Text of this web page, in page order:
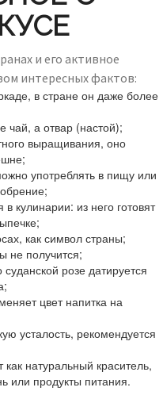
и его активное
интересных фактов:
в стране он даже более
чай, а отвар (настой);
выращивания, оно
употреблять в пищу или
кулинарии: из него готовят
как символ страны;
не получится;
розе датируется
цвет напитка на
усталость, рекомендуется
натуральный краситель,
или продукты питания.